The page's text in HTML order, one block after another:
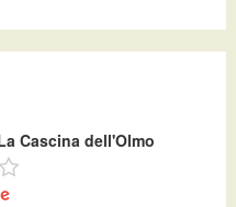
Cascina dell'Olmo